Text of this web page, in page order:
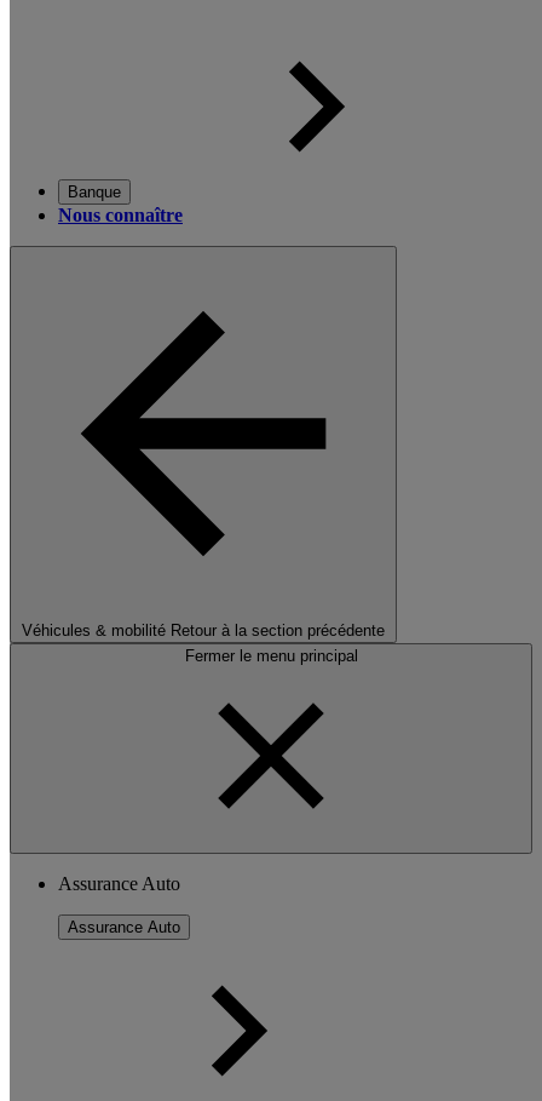
Banque
Nous connaître
Véhicules & mobilité Retour à la section précédente
Fermer le menu principal
Assurance Auto
Assurance Auto